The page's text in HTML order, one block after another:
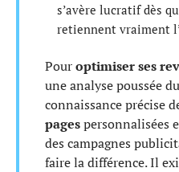
s’avère lucratif dès
retiennent vraiment
Pouroptimiser ses
une analyse poussée
connaissance précise
pagespersonnalisées
des campagnes
faire la différence. Il